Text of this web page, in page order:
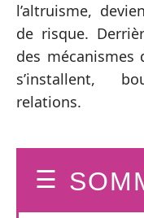
l’altruisme,
de risque.
des mécanismes
s’installent,
relations.